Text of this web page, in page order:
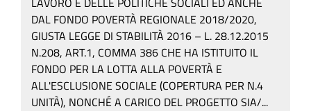
DAL FONDO POVERTÀ REGIONALE 2018/2020,
GIUSTA LEGGE DI STABILITÀ 2016 – L. 28.12.2015
N.208, ART.1, COMMA 386 CHE HA ISTITUITO IL
FONDO PER LA LOTTA ALLA POVERTÀ E
ALL'ESCLUSIONE SOCIALE (COPERTURA PER N.4
UNITÀ), NONCHÉ A CARICO DEL PROGETTO SIA/...